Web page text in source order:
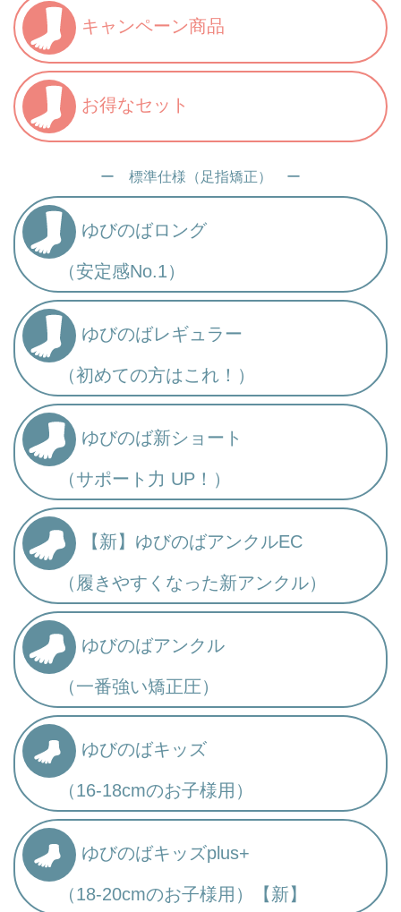
キャンペーン商品
お得なセット
ー 標準仕様（足指矯正） ー
ゆびのばロング
（安定感No.1）
ゆびのばレギュラー
（初めての方はこれ！）
ゆびのば新ショート
（サポート力 UP！）
【新】ゆびのばアンクルEC
（履きやすくなった新アンクル）
ゆびのばアンクル
（一番強い矯正圧）
ゆびのばキッズ
（16-18cmのお子様用）
ゆびのばキッズplus+
（18-20cmのお子様用）【新】